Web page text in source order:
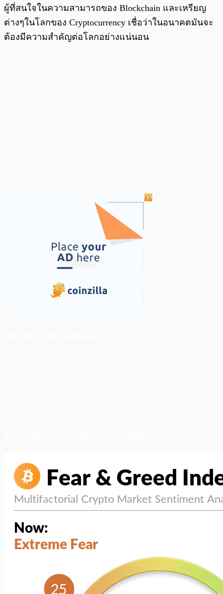
ผู้ที่สนใจในความสามารถของ Blockchain และเหรียญ
ต่างๆในโลกของ Cryptocurrency เชื่อว่าในอนาคตมันจะ
ต้องมีความสำคัญต่อโลกอย่างแน่นอน